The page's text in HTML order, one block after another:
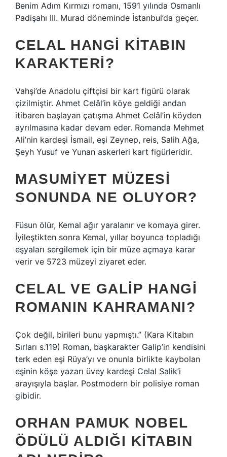
Benim Adım Kırmızı romanı, 1591 yılında Osmanlı
Padişahı III. Murad döneminde İstanbul’da geçer.
CELAL HANGI KITABIN
KARAKTERI?
Vahşi’de Anadolu çiftçisi bir kart figürü olarak
çizilmiştir. Ahmet Celâl’in köye geldiği andan
itibaren başlayan çatışma Ahmet Celâl’in köyden
ayrılmasına kadar devam eder. Romanda Mehmet
Ali’nin kardeşi İsmail, eşi Zeynep, reis, Salih Ağa,
Şeyh Yusuf ve Yunan askerleri kart figürleridir.
MASUMIYET MÜZESI
SONUNDA NE OLUYOR?
Füsun ölür, Kemal ağır yaralanır ve komaya girer.
İyileştikten sonra Kemal, yıllar boyunca topladığı
eşyaları sergilemek için bir müze açmaya karar
verir ve 5723 müzeyi ziyaret eder.
CELAL VE GALIP HANGI
ROMANIN KAHRAMANI?
Çok değil, birileri bunu yapmıştı.” (Kara Kitabın
Sırları s.119) Roman, başkarakter Galip’in kendisini
terk eden eşi Rüya’yı ve onunla birlikte kaybolan
eşinin köşe yazarı üvey kardeşi Celal Salik’i
arayışıyla başlar. Postmodern bir polisiye roman
gibidir.
ORHAN PAMUK NOBEL
ÖDÜLÜ ALDIĞI KITABIN